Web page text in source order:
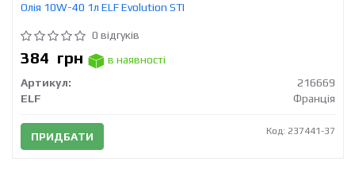
Олія 10W-40 1л ELF Evolution STI
0 відгуків
384 грн
в наявності
Артикул:
216669
ELF
Франція
ПРИДБАТИ Код: 237441-37